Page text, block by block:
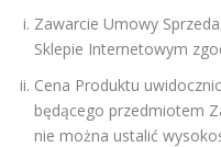
Zawarcie Umowy
Sklepie Internetowym
Cena Produktu
będącego przedmiotem
nie można ustalić